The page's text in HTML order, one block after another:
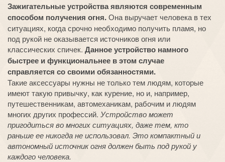
Зажигательные устройства являются современным
способом получения огня.Она выручает человека в тех
ситуациях, когда срочно необходимо получить пламя, но
под рукой не оказывается источников огня или
классических спичек. Данное устройство намного
быстрее и функциональнее в этом случае
справляется со своими обязанностями.
Такие аксессуары нужны не только тем людям, которые
имеют такую привычку, как курение, но и, например,
путешественникам, автомеханикам, рабочим и людям
многих других профессий. Устройство может
пригодиться во многих ситуациях, даже тем, кто
раньше ее никогда не использовал. Это компактный и
автономный источник огня должен быть под рукой у
каждого человека.